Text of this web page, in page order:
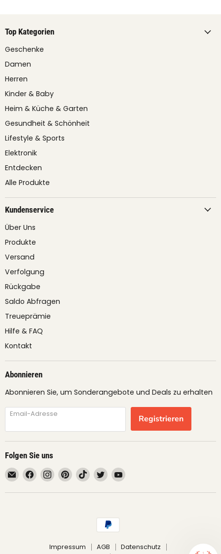
Top Kategorien
Geschenke
Damen
Herren
Kinder & Baby
Heim & Küche & Garten
Gesundheit & Schönheit
Lifestyle & Sports
Elektronik
Entdecken
Alle Produkte
Kundenservice
Über Uns
Produkte
Versand
Verfolgung
Rückgabe
Saldo Abfragen
Treueprämie
Hilfe & FAQ
Kontakt
Abonnieren
Abonnieren Sie, um Sonderangebote und Deals zu erhalten
Email-Adresse Registrieren
Folgen Sie uns
Email
fruimundo
Finden
Sie
uns
Finden
Sie
uns
Finden
Sie
uns
Pinterest
Finden
Sie
uns
TikTok
Finden
Sie
uns
Twitter
Finden
uns
Impressum AGB
Datenschutz